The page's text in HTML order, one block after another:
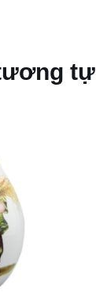
tự